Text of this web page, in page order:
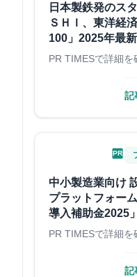
日本製鉄発のス
ＳＨＩ、東洋経
100」2025年最
PR TIMESで詳細を
記
PR
中小製造業向け
プラットフォー
導入補助金2025
PR TIMESで詳細を
記